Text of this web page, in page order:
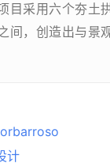
目采用六个夯土
间，创造出与景
计